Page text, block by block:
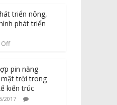
triển nông,
phát triển
Off
pin năng
trời trong
kiến trúc
2017